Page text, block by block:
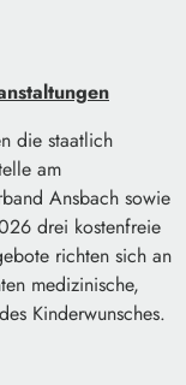
die staatlich
am
Ansbach sowie
drei kostenfreie
richten sich an
medizinische,
Kinderwunsches.